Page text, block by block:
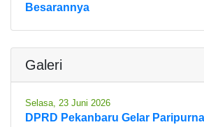
Besarannya
Galeri
Selasa, 23 Juni 2026
DPRD Pekanbaru Gelar